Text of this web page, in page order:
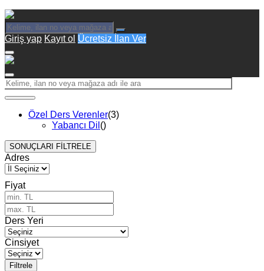
Giriş yap Kayıt ol Ücretsiz İlan Ver
Özel Ders Verenler(3)
Yabancı Dil ()
SONUÇLARI FİLTRELE
Adres
Fiyat
Ders Yeri
Cinsiyet
Filtrele